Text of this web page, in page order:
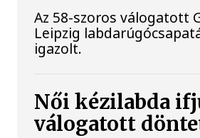
Az 58-szoros válogatott
Leipzig
igazolt.
Női kézilabda
válogatott